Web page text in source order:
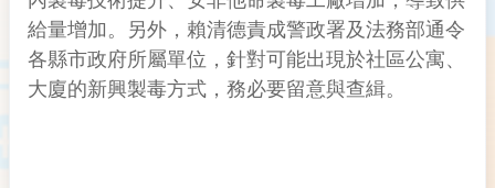
給量增加。另外，賴清德責成警政署及法務部通令
各縣市政府所屬單位，針對可能出現於社區公寓、
大廈的新興製毒方式，務必要留意與查緝。